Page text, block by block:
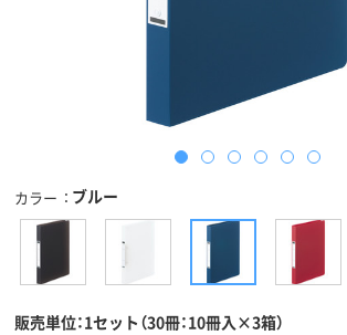
カラー ブルー
販売単位：1セット（30冊：10冊入×3箱）